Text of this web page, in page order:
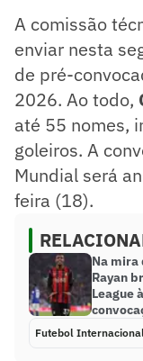
A comissão
enviar nesta
de pré-
2026. Ao todo,
até 55 nomes,
goleiros. A
Mundial será
feira (18).
Na mira
Rayan
League
Futebol Internacional